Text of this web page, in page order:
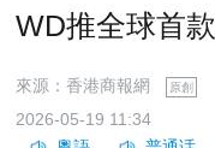
WD推全球首
來源：香港商報網 原創
2026-05-19 11:34